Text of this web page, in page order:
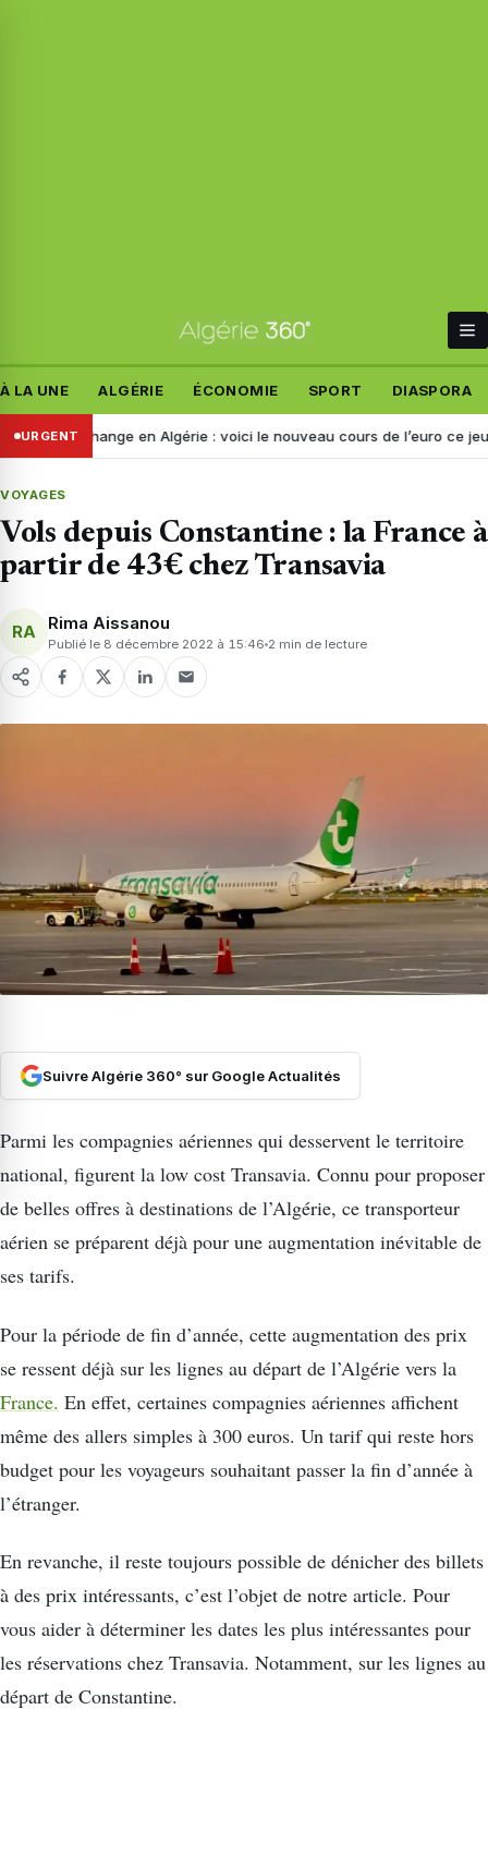
À LA UNE ALGÉRIE ÉCONOMIE SPORT DIASPORA
URGENT
de change en Algérie : voici le nouveau cours de l’euro ce jeudi 6
VOYAGES
Vols depuis Constantine : la France à
partir de 43€ chez Transavia
RA Rima Aissanou
Publié le 8 décembre 2022 à 15:46 2 min de lecture
Suivre Algérie 360° sur Google Actualités
Parmi les compagnies aériennes qui desservent le territoire
national, figurent la low cost Transavia. Connu pour proposer
de belles offres à destinations de l’Algérie, ce transporteur
aérien se préparent déjà pour une augmentation inévitable de
ses tarifs.
Pour la période de fin d’année, cette augmentation des prix
se ressent déjà sur les lignes au départ de l’Algérie vers la
France. En effet, certaines compagnies aériennes affichent
même des allers simples à 300 euros. Un tarif qui reste hors
budget pour les voyageurs souhaitant passer la fin d’année à
l’étranger.
En revanche, il reste toujours possible de dénicher des billets
à des prix intéressants, c’est l’objet de notre article. Pour
vous aider à déterminer les dates les plus intéressantes pour
les réservations chez Transavia. Notamment, sur les lignes au
départ de Constantine.